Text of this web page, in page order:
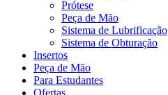
Prótese
Peça de Mão
Sistema de Lubrificação
Sistema de Obturação
Insertos
Peça de Mão
Para Estudantes
Ofertas